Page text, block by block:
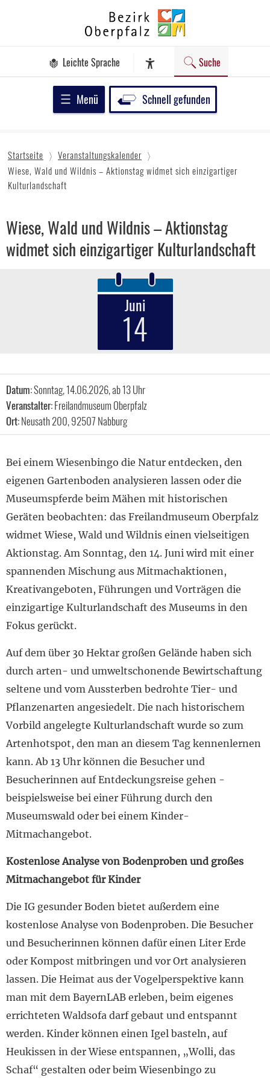
Bezirk
Oberpfalz
Leichte Sprache
Assistenz-Software
Suche
Menü Schnell gefunden
Startseite
Veranstaltungskalender
Wiese, Wald und Wildnis – Aktionstag widmet sich einzigartiger
Kulturlandschaft
Wiese, Wald und Wildnis – Aktionstag
widmet sich einzigartiger Kulturlandschaft
Juni
14
Datum:Sonntag, 14.06.2026, ab 13 Uhr
Veranstalter:Freilandmuseum Oberpfalz
Ort:Neusath 200, 92507 Nabburg
Bei einem Wiesenbingo die Natur entdecken, den
eigenen Gartenboden analysieren lassen oder die
Museumspferde beim Mähen mit historischen
Geräten beobachten: das Freilandmuseum Oberpfalz
widmet Wiese, Wald und Wildnis einen vielseitigen
Aktionstag. Am Sonntag, den 14. Juni wird mit einer
spannenden Mischung aus Mitmachaktionen,
Kreativangeboten, Führungen und Vorträgen die
einzigartige Kulturlandschaft des Museums in den
Fokus gerückt.
Auf dem über 30 Hektar großen Gelände haben sich
durch arten- und umweltschonende Bewirtschaftung
seltene und vom Aussterben bedrohte Tier- und
Pflanzenarten angesiedelt. Die nach historischem
Vorbild angelegte Kulturlandschaft wurde so zum
Artenhotspot, den man an diesem Tag kennenlernen
kann. Ab 13 Uhr können die Besucher und
Besucherinnen auf Entdeckungsreise gehen -
beispielsweise bei einer Führung durch den
Museumswald oder bei einem Kinder-
Mitmachangebot.
Kostenlose Analyse von Bodenproben und großes
Mitmachangebot für Kinder
Die IG gesunder Boden bietet außerdem eine
kostenlose Analyse von Bodenproben. Die Besucher
und Besucherinnen können dafür einen Liter Erde
oder Kompost mitbringen und vor Ort analysieren
lassen. Die Heimat aus der Vogelperspektive kann
man mit dem BayernLAB erleben, beim eigenes
errichteten Waldsofa darf gebaut und entspannt
werden. Kinder können einen Igel basteln, auf
Heukissen in der Wiese entspannen, „Wolli, das
Schaf“ gestalten oder beim Wiesenbingo zu